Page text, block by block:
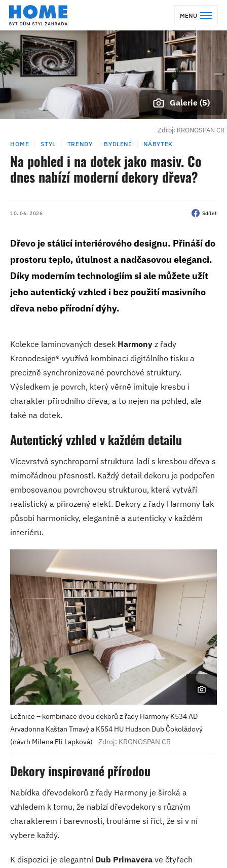
MENU
Galerie (5)
Zdroj: KRONOSPAN CR
HOME STYL TRENDY BYDLENÍ NÁBYTEK
Na pohled i na dotek jako masiv. Co
dnes nabízí moderní dekory dřeva?
10. 06. 2026 Sdílet
Dřevo je stálicí interiérového designu. Přináší do
prostoru teplo, útulnost a nadčasovou eleganci.
Díky moderním technologiím si ale můžete užít
jeho autentický vzhled i bez použití masivního
dřeva nebo přírodní dýhy.
Kolekce laminovaných desek Harmony z řady
Kronodesign® využívá kombinaci digitálního tisku a
precizně synchronizované povrchové struktury.
Výsledkem je povrch, který věrně imituje kresbu i
charakter přírodního dřeva, a to nejen na pohled, ale
také na dotek.
Autentický vzhled v každém detailu
Vícevrstvá synchroporní struktura ladí s kresbou dřeva s
mimořádnou přesností. Každý detail dekoru je podpořen
embosovanou povrchovou strukturou, která vytváří
realistický a přirozený efekt. Dekory z řady Harmony tak
působí harmonicky, elegantně a autenticky v každém
interiéru.
Ložnice – kombinace dvou dekorů z řady Harmony K534 AD
Arvadonna Kaštan Tmavý a K554 HU Hudson Dub Čokoládový
(návrh Milena Eli Lapková)
Zdroj: KRONOSPAN CR
Dekory inspirované přírodou
Nabídka dřevodekorů z řady Harmony je široká a
vzhledem k tomu, že nabízí dřevodekory s různým
charakterem i barevností, troufáme si říct, že si v ní
vybere každý.
K dispozici je elegantní Dub Primavera ve čtyřech